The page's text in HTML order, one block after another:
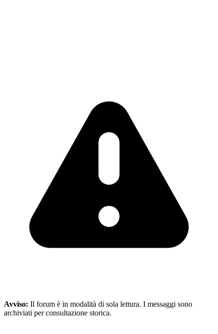
Avviso: Il forum è in modalità di sola lettura. I messaggi sono
archiviati per consultazione storica.